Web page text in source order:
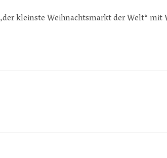
„der kleinste Weihnachtsmarkt der Welt“